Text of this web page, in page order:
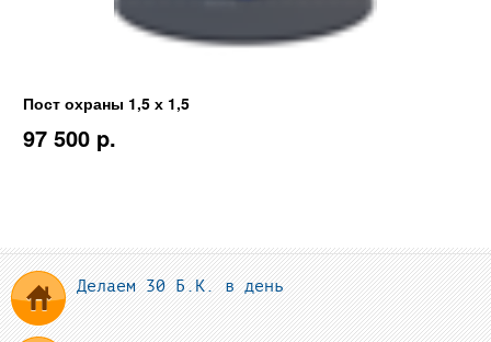
Пост охраны 1,5 х 1,5
97 500 p.
Делаем 30 Б.К. в день